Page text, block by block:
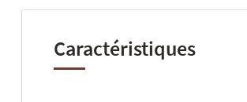
Caractéristiques